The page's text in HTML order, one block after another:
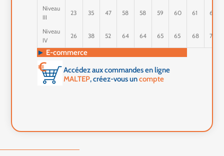
Niveau
III
23 35 47 58 58 59 60 61 62
Niveau
IV
26 38 52 64 64 65 65 68 70
► E-commerce
Accédez aux commandes en ligne
MALTEP, créez-vous uncompte